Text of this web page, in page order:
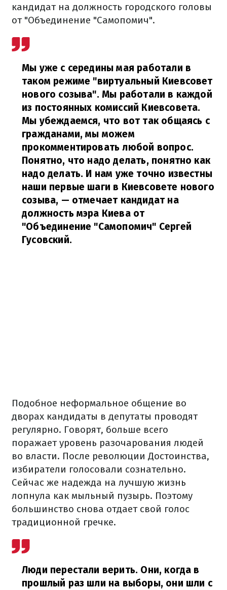
кандидат на должность городского головы
от "Объединение "Самопомич".
Мы уже с середины мая работали в
таком режиме "виртуальный Киевсовет
нового созыва". Мы работали в каждой
из постоянных комиссий Киевсовета.
Мы убеждаемся, что вот так общаясь с
гражданами, мы можем
прокомментировать любой вопрос.
Понятно, что надо делать, понятно как
надо делать. И нам уже точно известны
наши первые шаги в Киевсовете нового
созыва, — отмечает кандидат на
должность мэра Киева от
"Объединение "Самопомич" Сергей
Гусовский.
Подобное неформальное общение во
дворах кандидаты в депутаты проводят
регулярно. Говорят, больше всего
поражает уровень разочарования людей
во власти. После революции Достоинства,
избиратели голосовали сознательно.
Сейчас же надежда на лучшую жизнь
лопнула как мыльный пузырь. Поэтому
большинство снова отдает свой голос
традиционной гречке.
Люди перестали верить. Они, когда в
прошлый раз шли на выборы, они шли с